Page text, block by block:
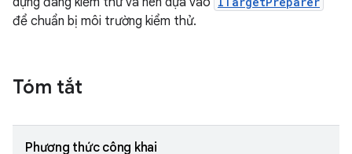
để chuẩn bị môi trường kiểm thử.
Tóm tắt
Phương thức công khai